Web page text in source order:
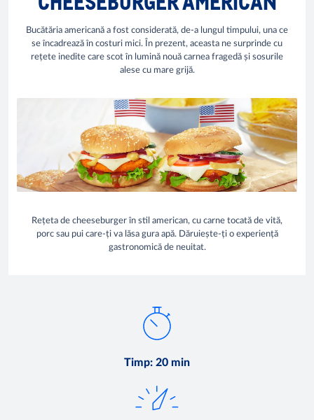
Bucătăria americană a fost considerată, de-a lungul timpului, una ce
se încadrează în costuri mici. În prezent, aceasta ne surprinde cu
rețete inedite care scot în lumină nouă carnea fragedă și sosurile
alese cu mare grijă.
Rețeta de cheeseburger în stil american, cu carne tocată de vită,
porc sau pui care-ți va lăsa gura apă. Dăruiește-ți o experiență
gastronomică de neuitat.
Timp: 20 min